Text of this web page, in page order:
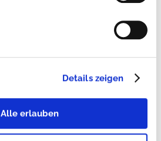
Details zeigen
Alle erlauben
| Bodenwanne
Trans-Base |
der Bodenwanne /